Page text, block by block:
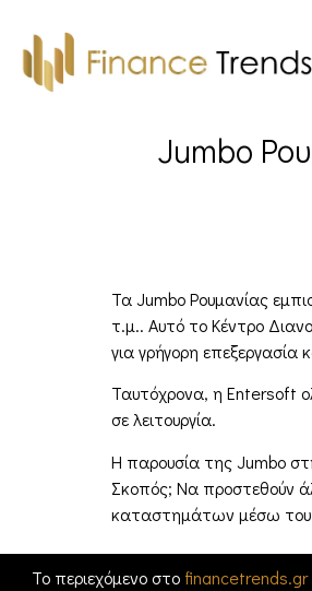
Jumbo
Τα Jumbo Ρουμανίας
τ.μ.. Αυτό το Κέντρο
για γρήγορη
Ταυτόχρονα, η Entersoft
σε λειτουργία.
Η παρουσία της Jumbo
Σκοπός; Να προστεθούν
καταστημάτων μέσω του
Το περιεχόμενο στο financetrends.gr